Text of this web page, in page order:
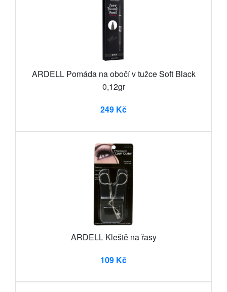
ARDELL Pomáda na obočí v tužce Soft Black
0,12gr
249 Kč
ARDELL Kleště na řasy
109 Kč